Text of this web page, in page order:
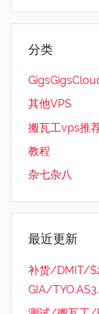
分类
其他VPS
搬瓦工vps推
教程
杂七杂八
最近更新
补货/DMIT/
GIA/